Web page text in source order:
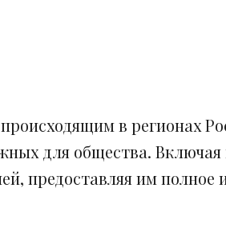
в регионах
для общества.
предоставляя им полное